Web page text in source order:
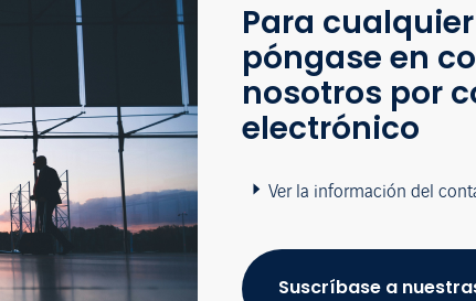
Para
póngase en
nosotros por
electrónico
Ver la información del
Suscríbase a